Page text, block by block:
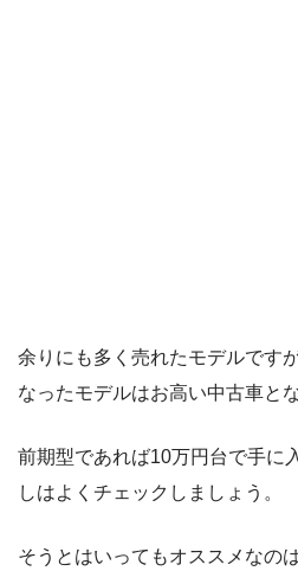
余りにも多く売れたモデルです
なったモデルはお高い中古車と
前期型であれば10万円台で手に
しはよくチェックしましょう。
そうとはいってもオススメなの